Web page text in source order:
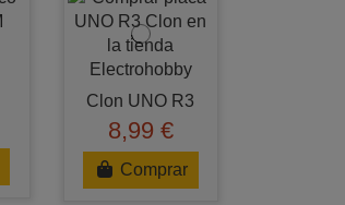
Clon UNO R3
8,99 €
Comprar